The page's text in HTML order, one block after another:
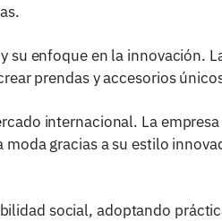
su enfoque en la innovación.
prendas y accesorios
internacional. La
gracias a su estilo
social, adoptando